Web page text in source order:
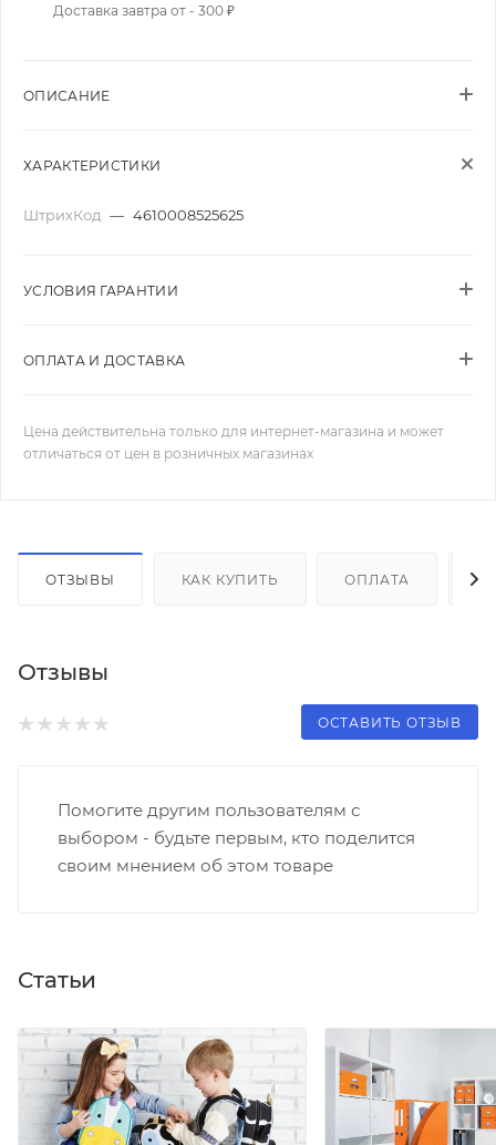
Доставка завтра от - 300 ₽
ОПИСАНИЕ
ХАРАКТЕРИСТИКИ
ШтрихКод — 4610008525625
УСЛОВИЯ ГАРАНТИИ
ОПЛАТА И ДОСТАВКА
Цена действительна только для интернет-магазина и может
отличаться от цен в розничных магазинах
ОТЗЫВЫ КАК КУПИТЬ ОПЛАТА
Отзывы
ОСТАВИТЬ ОТЗЫВ
Помогите другим пользователям с
выбором - будьте первым, кто поделится
своим мнением об этом товаре
Статьи